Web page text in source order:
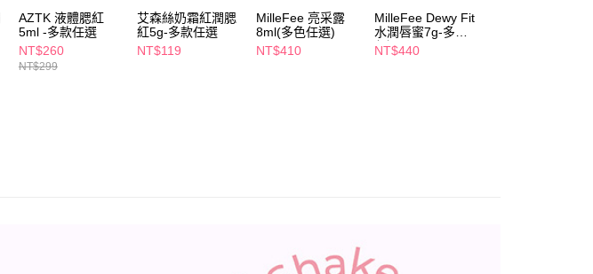
「AFTEE先享後付」，若未經同意申辦者引起之損失，本公司不負相關責
任。
４．使用「AFTEE先享後付」時，將依據個別帳號之用戶狀況，依本公司
宅配(本島)
每筆NT$100，滿NT$790(含以上)免運費
AZTK 液體腮紅
5ml -多款任選
NT$260
NT$299
艾森絲奶霜紅潤腮
紅5g-多款任選
NT$119
MilleFee 亮采露
8ml(多色任選)
NT$410
MilleFee Dewy Fit
水潤唇蜜7g-多款
任選
NT$440